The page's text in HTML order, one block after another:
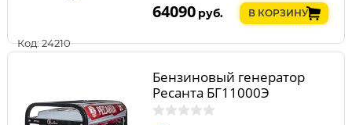
Код: 24210
64090 руб. В КОРЗИНУ
Бензиновый генератор
Ресанта БГ11000Э